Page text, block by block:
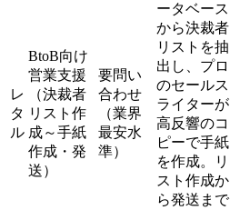
レ
タ
ル
BtoB向け
営業支援
（決裁者
リスト作
成～手紙
作成・発
送）
要問い
合わせ
（業界
最安水
準）
ータベース
から決裁者
リストを抽
出し、プロ
のセールス
ライターが
高反響のコ
ピーで手紙
を作成。リ
スト作成か
ら発送まで